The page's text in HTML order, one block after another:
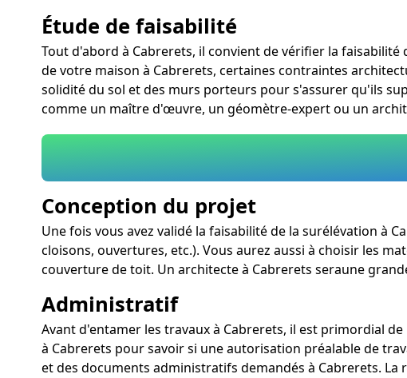
Étude de faisabilité
Tout d'abord à Cabrerets, il convient de vérifier la
de votre maison à Cabrerets, certaines contraintes
solidité du sol et des murs porteurs pour s'assurer qu'ils
comme un maître d'œuvre, un géomètre-expert ou un
Conception du projet
Une fois vous avez validé la faisabilité de la surélévation à
cloisons, ouvertures, etc.). Vous aurez aussi à choisir les
couverture de toit. Un architecte à Cabrerets seraune
Administratif
Avant d'entamer les travaux à Cabrerets, il est primordial
à Cabrerets pour savoir si une autorisation préalable de
et des documents administratifs demandés à Cabrerets.